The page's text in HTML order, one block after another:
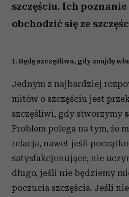
szczęściu. Ich
obchodzić się ze
1. Będę szczęśliwa, gdy znajdę
Jednym z najbardziej
mitów o szczęściu jest
szczęśliwi, gdy stworzymy
Problem polega na tym, że
relacja, nawet jeśli
satysfakcjonujące, nie
długo, jeśli nie będziemy
poczucia szczęścia. Jeśli